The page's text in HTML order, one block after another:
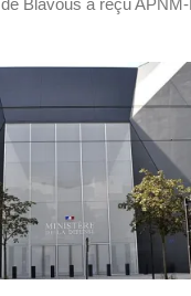
de Blavous a reçu